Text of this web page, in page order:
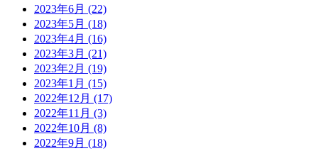
2023年6月 (22)
2023年5月 (18)
2023年4月 (16)
2023年3月 (21)
2023年2月 (19)
2023年1月 (15)
2022年12月 (17)
2022年11月 (3)
2022年10月 (8)
2022年9月 (18)